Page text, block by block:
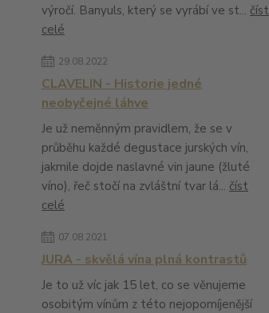
výročí. Banyuls, který se vyrábí ve st... číst
celé
29.08.2022
CLAVELIN - Historie jedné
neobyčejné láhve
Je už neměnným pravidlem, že se v
průběhu každé degustace jurských vín,
jakmile dojde naslavné vin jaune (žluté
víno), řeč stočí na zvláštní tvar lá... číst
celé
07.08.2021
JURA - skvělá vína plná kontrastů
Je to už víc jak 15 let, co se věnujeme
osobitým vínům z této nejopomíjenější